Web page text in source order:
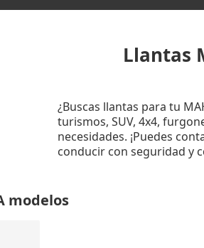
Llantas
¿Buscas llantas para tu
turismos, SUV, 4x4,
necesidades. ¡Puedes
conducir con seguridad y
modelos